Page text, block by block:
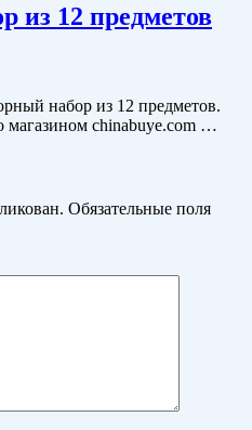
12 предметов
набор из 12 предметов.
магазином chinabuye.com …
Обязательные поля